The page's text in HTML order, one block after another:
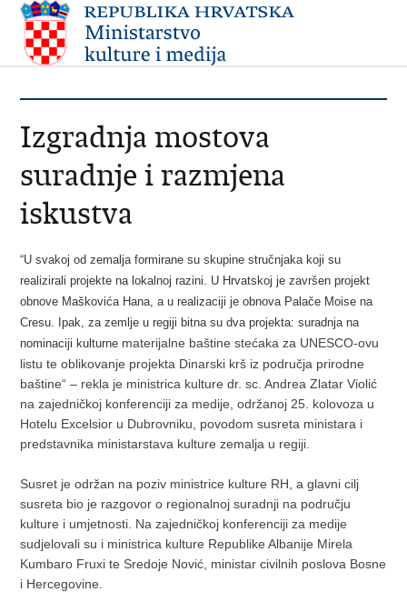
Izgradnja mostova
suradnje i razmjena
iskustva
“U svakoj od zemalja formirane su skupine stručnjaka koji su
realizirali projekte na lokalnoj razini. U Hrvatskoj je završen projekt
obnove Maškovića Hana, a u realizaciji je obnova Palače Moise na
Cresu. Ipak, za zemlje u regiji bitna su dva projekta: suradnja na
nominaciji kulturne materijalne baštine stećaka za UNESCO-ovu
listu te oblikovanje projekta Dinarski krš iz područja prirodne
baštine“ – rekla je ministrica kulture dr. sc. Andrea Zlatar Violić
na zajedničkoj konferenciji za medije, održanoj 25. kolovoza u
Hotelu Excelsior u Dubrovniku, povodom susreta ministara i
predstavnika ministarstava kulture zemalja u regiji.
Susret je održan na poziv ministrice kulture RH, a glavni cilj
susreta bio je razgovor o regionalnoj suradnji na području
kulture i umjetnosti. Na zajedničkoj konferenciji za medije
sudjelovali su i ministrica kulture Republike Albanije Mirela
Kumbaro Fruxi te Sredoje Nović, ministar civilnih poslova Bosne
i Hercegovine.